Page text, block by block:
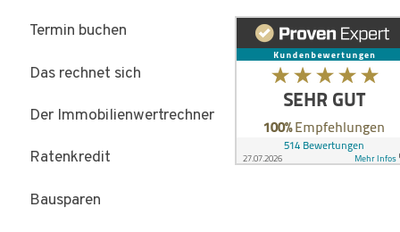
Termin buchen
Das rechnet sich
Der Immobilienwertrechner
Ratenkredit
Bausparen